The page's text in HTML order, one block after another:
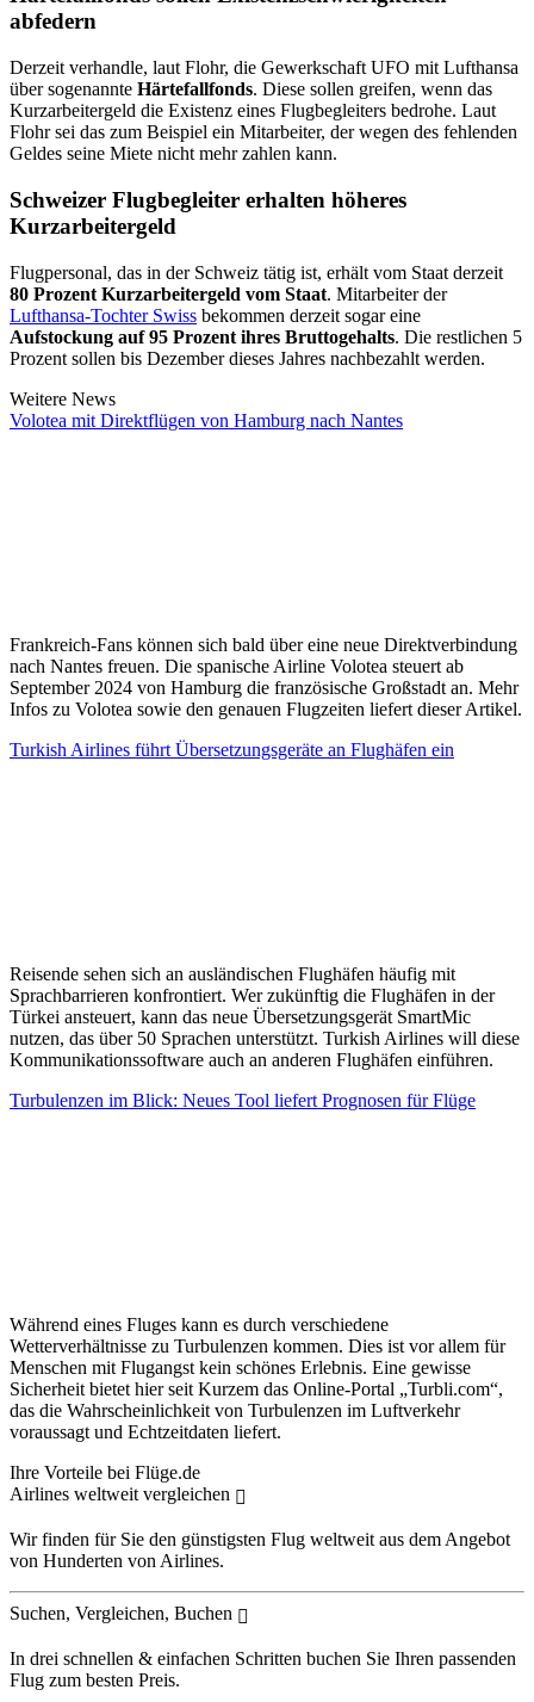
abfedern
Derzeit verhandle, laut Flohr, die Gewerkschaft UFO mit Lufthansa
über sogenannte Härtefallfonds. Diese sollen greifen, wenn das
Kurzarbeitergeld die Existenz eines Flugbegleiters bedrohe. Laut
Flohr sei das zum Beispiel ein Mitarbeiter, der wegen des fehlenden
Geldes seine Miete nicht mehr zahlen kann.
Schweizer Flugbegleiter erhalten höheres
Kurzarbeitergeld
Flugpersonal, das in der Schweiz tätig ist, erhält vom Staat derzeit
80 Prozent Kurzarbeitergeld vom Staat. Mitarbeiter der
Lufthansa-Tochter Swiss bekommen derzeit sogar eine
Aufstockung auf 95 Prozent ihres Bruttogehalts. Die restlichen 5
Prozent sollen bis Dezember dieses Jahres nachbezahlt werden.
Weitere News
Volotea mit Direktflügen von Hamburg nach Nantes
Frankreich-Fans können sich bald über eine neue Direktverbindung
nach Nantes freuen. Die spanische Airline Volotea steuert ab
September 2024 von Hamburg die französische Großstadt an. Mehr
Infos zu Volotea sowie den genauen Flugzeiten liefert dieser Artikel.
Turkish Airlines führt Übersetzungsgeräte an Flughäfen ein
Reisende sehen sich an ausländischen Flughäfen häufig mit
Sprachbarrieren konfrontiert. Wer zukünftig die Flughäfen in der
Türkei ansteuert, kann das neue Übersetzungsgerät SmartMic
nutzen, das über 50 Sprachen unterstützt. Turkish Airlines will diese
Kommunikationssoftware auch an anderen Flughäfen einführen.
Turbulenzen im Blick: Neues Tool liefert Prognosen für Flüge
Während eines Fluges kann es durch verschiedene
Wetterverhältnisse zu Turbulenzen kommen. Dies ist vor allem für
Menschen mit Flugangst kein schönes Erlebnis. Eine gewisse
Sicherheit bietet hier seit Kurzem das Online-Portal „Turbli.com“,
das die Wahrscheinlichkeit von Turbulenzen im Luftverkehr
voraussagt und Echtzeitdaten liefert.
Ihre Vorteile bei Flüge.de
Airlines weltweit vergleichen
Wir finden für Sie den günstigsten Flug weltweit aus dem Angebot
von Hunderten von Airlines.
Suchen, Vergleichen, Buchen
In drei schnellen & einfachen Schritten buchen Sie Ihren passenden
Flug zum besten Preis.